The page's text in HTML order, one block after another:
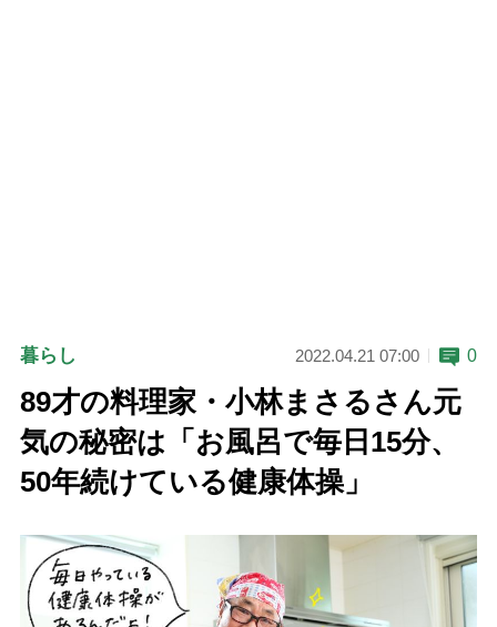
暮らし 2022.04.21 07:00 0
89才の料理家・小林まさるさん元
気の秘密は「お風呂で毎日15分、
50年続けている健康体操」